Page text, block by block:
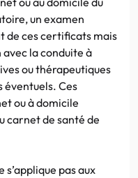
un examen
de ces certificats mais
la conduite à
ou thérapeutiques
éventuels. Ces
ou à domicile
carnet de santé de
pas aux